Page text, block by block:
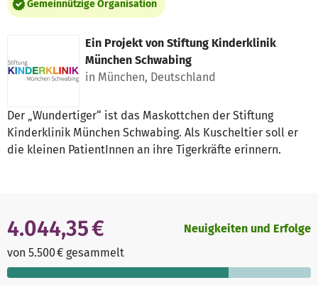
Gemeinnützige Organisation
Ein Projekt von Stiftung Kinderklinik
München Schwabing
in München, Deutschland
Der „Wundertiger“ ist das Maskottchen der Stiftung
Kinderklinik München Schwabing. Als Kuscheltier soll er
die kleinen PatientInnen an ihre Tigerkräfte erinnern.
4.044,35 €
von 5.500 € gesammelt
Neuigkeiten und Erfolge